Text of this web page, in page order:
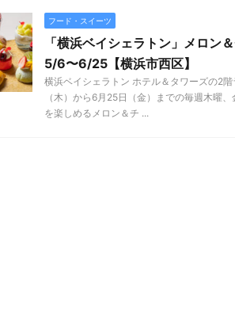
フード・スイーツ
「横浜ベイシェラトン」メロン
5/6〜6/25【横浜市西区】
横浜ベイシェラトン ホテル＆タワーズの2
（木）から6月25日（金）までの毎週木曜
を楽しめるメロン＆チ ...